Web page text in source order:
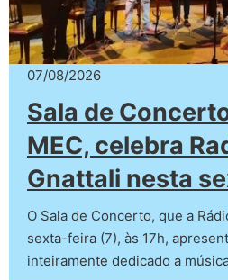
07/08/2026
Sala de
MEC, celebra
Gnattali nesta
O Sala de Concerto, que a
sexta-feira (7), às 17h,
inteiramente dedicado a